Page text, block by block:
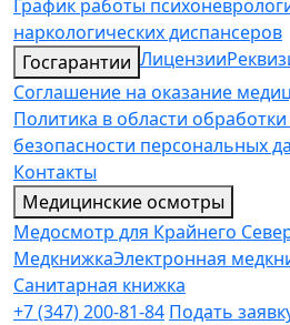
График работы
наркологических диспансеров
Госгарантии Лицензии
Соглашение на оказание
Политика в области
безопасности персональных
Контакты
Медицинские осмотры
Медосмотр для Крайнего
МедкнижкаЭлектронная
Санитарная книжка
+7 (347) 200-81-84 Подать